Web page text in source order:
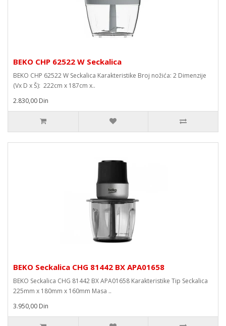
BEKO CHP 62522 W Seckalica
BEKO CHP 62522 W Seckalica Karakteristike Broj nožića: 2 Dimenzije
(Vx D x Š): 222cm x 187cm x..
2.830,00 Din
BEKO Seckalica CHG 81442 BX APA01658
BEKO Seckalica CHG 81442 BX APA01658 Karakteristike Tip Seckalica
225mm x 180mm x 160mm Masa ..
3.950,00 Din